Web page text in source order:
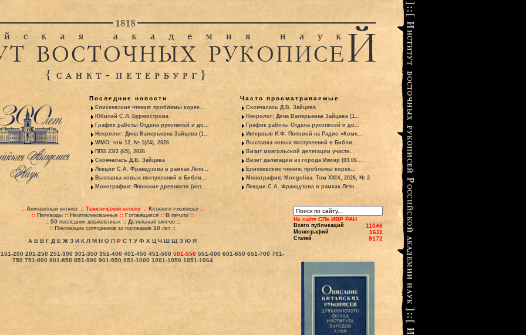
Последние новости
Елисеевские чтения: проблемы корее...
Юбилей С.Л. Бурмистрова
График работы Отдела рукописей и до...
Некролог: Дина Валерьевна Зайцева (1...
WMO: том 12, № 1(24), 2026
ППВ 23/2 (65), 2026
Скончалась Д.В. Зайцева
Лекции С.А. Французова в рамках Летн...
Выставка новых поступлений в Библи...
Монография: Японские древности (ист...
Часто просматриваемые
Скончалась Д.В. Зайцева
Некролог: Дина Валерьевна Зайцева (1...
График работы Отдела рукописей и до...
Интервью И.Ф. Поповой на Радио «Комс...
Выставка новых поступлений в Библи...
Визит монгольской делегации участн...
Визит делегации из города Измир (03.06...
Елисеевские чтения: проблемы корее...
Монография: Mongolica. Том XXIX, 2026, № 2
Лекции С.А. Французова в рамках Летн...
:: Алфавитный каталог :: Тематический каталог :: Каталоги рукописей ::
:: Переводы:: Неопубликованные:: Готовящиеся:: В печати::
:: 50 последних добавленных:: Детальный запрос::
:: Публикации сотрудников за последние 10 лет::
А Б В Г Д Е Ж З И К Л М Н О П Р С Т У Ф Х Ц Ч Ш Щ Э Ю Я
151-200 201-250 251-300 301-350 351-400 401-450 451-500 501-550 551-600 601-650 651-700 701-
750 751-800 801-850 851-900 901-950 951-1000 1001-1050 1051-1064
На сайте СПб ИВР РАН
Всего публикаций 11046
Монографий 1611
Статей 9172